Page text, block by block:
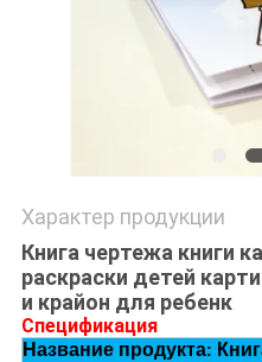
Характер продукции
Книга чертежа книги
раскраски детей
и крайон для ребенк
Спецификация
Название продукта: